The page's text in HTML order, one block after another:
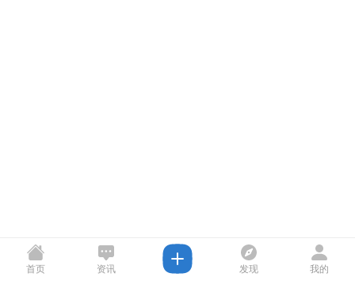
首页 资讯 发现 我的